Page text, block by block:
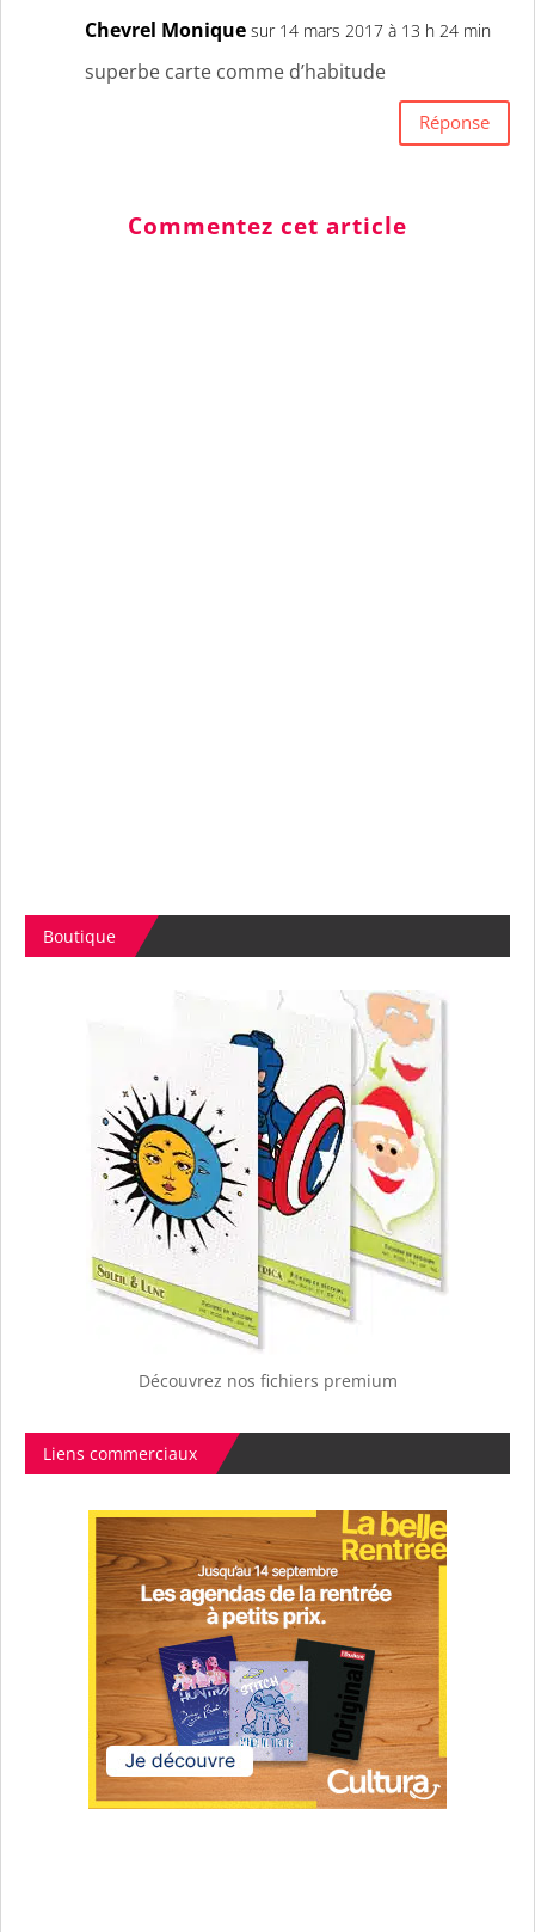
Chevrel Monique sur 14 mars 2017 à 13 h 24 min
superbe carte comme d’habitude
Réponse
Commentez cet article
Boutique
Découvrez nos fichiers premium
Liens commerciaux